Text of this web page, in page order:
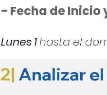
- Fecha de Inicio
Lunes 1hasta el
2| Analizar